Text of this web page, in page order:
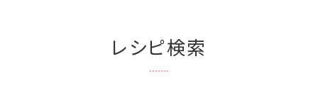
レシピ検索